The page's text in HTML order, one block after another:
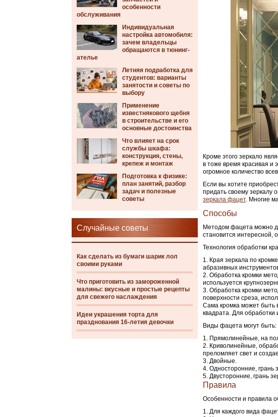
особенности
обслуживания
Индивидуальная
настройка автомобиля:
зачем владельцы
обращаются в тюнинг-
ателье
Летняя подработка для
студентов: варианты
занятости и советы по
выбору
Применение
известнякового щебня
в строительстве и его
основные достоинства
Что влияет на срок
службы шкафа:
конструкция, стены,
крепеж и монтаж
Подготовка к физике:
план занятий, разбор
задач и полезные
советы
Случайные советы
Как сделать из бумаги шарик лол
своими руками
Что приготовить из замороженной
малины: вкусные и простые рецепты
для свежего наслаждения
Идеи украшения торта для
празднования 16-летия девочки
Кроме этого зеркало
в тоже время красивая и
огромное количество
Если вы хотите
придать своему зеркалу
зеркала фацет. Многие
Способы
Методом фацета можно
становится интересной,
Технология обработки
Края зеркала по
абразивных
Обработка кромки
используется
Обработка кромки
поверхности среза,
Сама кромка может быть
квадрата. Для обработки
Виды фацета могут быть:
Прямолинейные, на
Криволинейные,
преломляет свет и
Двойные.
Односторонние, грань
Двусторонние, грань
Правила
Особенности и правила
Для каждого вида